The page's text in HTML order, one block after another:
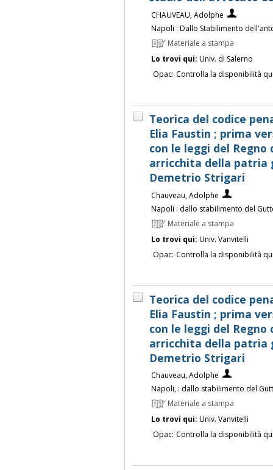
CHAUVEAU, Adolphe
Napoli : Dallo Stabilimento
Materiale a stampa
Lo trovi qui: Univ. di Salerno
Opac: Controlla la disponibilità
Teorica del codice
Elia Faustin ; prima
con le leggi del Regno
arricchita della patria
Demetrio Strigari
Chauveau, Adolphe
Napoli : dallo stabilimento del
Materiale a stampa
Lo trovi qui: Univ. Vanvitelli
Opac: Controlla la disponibilità
Teorica del codice
Elia Faustin ; prima
con le leggi del Regno
arricchita della patria
Demetrio Strigari
Chauveau, Adolphe
Napoli, : dallo stabilimento del
Materiale a stampa
Lo trovi qui: Univ. Vanvitelli
Opac: Controlla la disponibilità